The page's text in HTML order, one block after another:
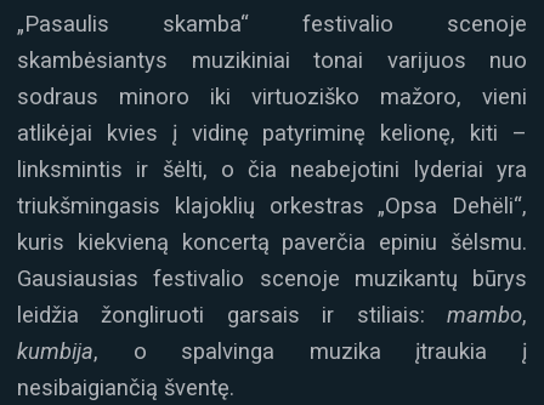
„Pasaulis skamba“ festivalio scenoje
skambėsiantys muzikiniai tonai varijuos nuo
sodraus minoro iki virtuoziško mažoro, vieni
atlikėjai kvies į vidinę patyriminę kelionę, kiti –
linksmintis ir šėlti, o čia neabejotini lyderiai yra
triukšmingasis klajoklių orkestras „Opsa Dehëli“,
kuris kiekvieną koncertą paverčia epiniu šėlsmu.
Gausiausias festivalio scenoje muzikantų būrys
leidžia žongliruoti garsais ir stiliais: mambo,
kumbija, o spalvinga muzika įtraukia į
nesibaigiančią šventę.